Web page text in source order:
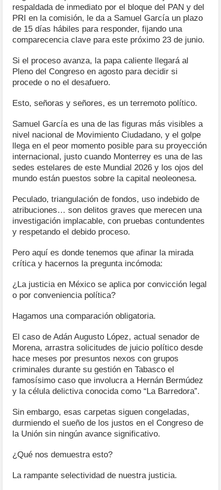
respaldada de inmediato por el bloque del PAN y del
PRI en la comisión, le da a Samuel García un plazo
de 15 días hábiles para responder, fijando una
comparecencia clave para este próximo 23 de junio.
Si el proceso avanza, la papa caliente llegará al
Pleno del Congreso en agosto para decidir si
procede o no el desafuero.
Esto, señoras y señores, es un terremoto político.
Samuel García es una de las figuras más visibles a
nivel nacional de Movimiento Ciudadano, y el golpe
llega en el peor momento posible para su proyección
internacional, justo cuando Monterrey es una de las
sedes estelares de este Mundial 2026 y los ojos del
mundo están puestos sobre la capital neoleonesa.
Peculado, triangulación de fondos, uso indebido de
atribuciones… son delitos graves que merecen una
investigación implacable, con pruebas contundentes
y respetando el debido proceso.
Pero aquí es donde tenemos que afinar la mirada
crítica y hacernos la pregunta incómoda:
¿La justicia en México se aplica por convicción legal
o por conveniencia política?
Hagamos una comparación obligatoria.
El caso de Adán Augusto López, actual senador de
Morena, arrastra solicitudes de juicio político desde
hace meses por presuntos nexos con grupos
criminales durante su gestión en Tabasco el
famosísimo caso que involucra a Hernán Bermúdez
y la célula delictiva conocida como “La Barredora”.
Sin embargo, esas carpetas siguen congeladas,
durmiendo el sueño de los justos en el Congreso de
la Unión sin ningún avance significativo.
¿Qué nos demuestra esto?
La rampante selectividad de nuestra justicia.